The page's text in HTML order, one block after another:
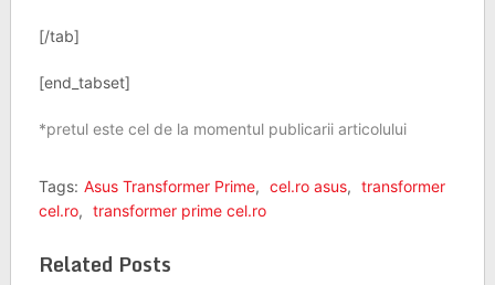
[/tab]
[end_tabset]
*pretul este cel de la momentul publicarii articolului
Tags: Asus Transformer Prime, cel.ro asus, transformer
cel.ro, transformer prime cel.ro
Related Posts